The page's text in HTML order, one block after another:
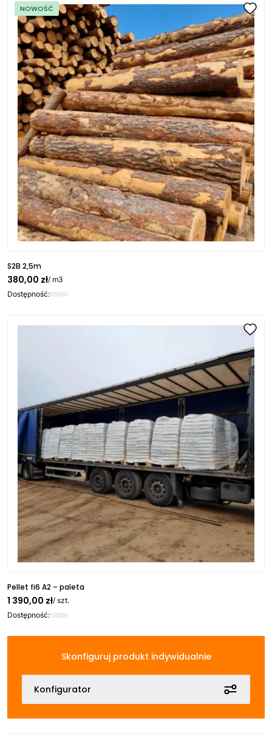
NOWOŚĆ
S2B 2,5m
380,00 zł/ m3
Dostępność:
Pellet fi6 A2 – paleta
1 390,00 zł/ szt.
Dostępność:
Skonfiguruj produkt indywidualnie
Konfigurator